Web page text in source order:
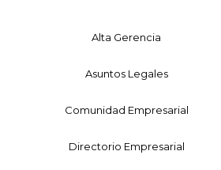
Alta Gerencia
Asuntos Legales
Comunidad Empresarial
Directorio Empresarial